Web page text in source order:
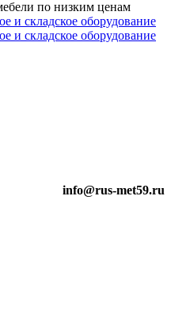
по низким ценам
info@rus-met59.ru